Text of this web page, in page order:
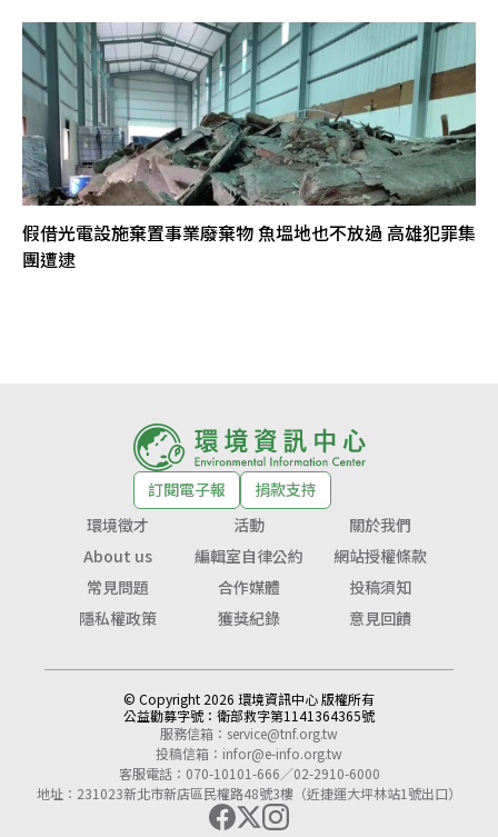
假借光電設施棄置事業廢棄物 魚塭地也不放過 高雄犯罪集
團遭逮
訂閱電子報
捐款支持
環境徵才
活動
關於我們
About us
編輯室自律公約
網站授權條款
常見問題
合作媒體
投稿須知
隱私權政策
獲獎紀錄 意見回饋
© Copyright 2026 環境資訊中心 版權所有
公益勸募字號： 衛部救字第1141364365號
服務信箱： service@tnf.org.tw
投稿信箱： infor@e-info.org.tw
客服電話：070-10101-666／02-2910-6000
地址：231023新北市新店區民權路48號3樓（近捷運大坪林站1號出口）